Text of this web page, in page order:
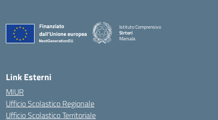
Istituto Comprensivo
Sirtori
Marsala
Link Esterni
MIUR
Ufficio Scolastico Regionale
Ufficio Scolastico Territoriale